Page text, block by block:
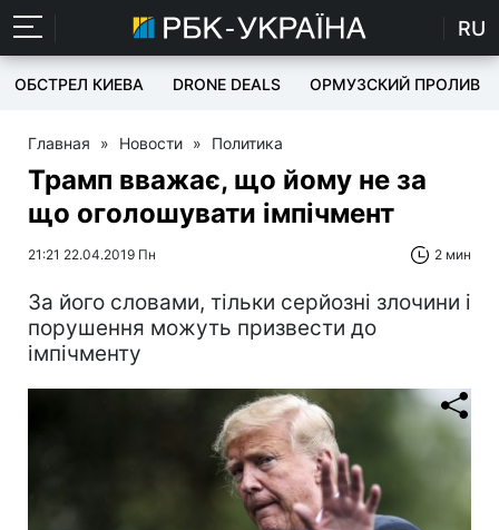
RU
ОБСТРЕЛ КИЕВА DRONE DEALS ОРМУЗСКИЙ ПРОЛИВ
Главная » Новости » Политика
Трамп вважає, що йому не за
що оголошувати імпічмент
21:21 22.04.2019 Пн 2 мин
За його словами, тільки серйозні злочини і
порушення можуть призвести до
імпічменту